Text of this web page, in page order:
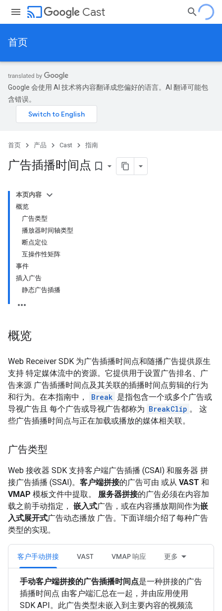
cast Cast
首页
Google 会使用 AI 技术将内容翻译成您偏好的语言。AI 翻译可能包
含错误。
首页 产品 Cast 指南
广告插播时间点 bookmark_border
本页内容
概览
广告类型
播放器时间轴类型
断点定位
互操作性矩阵
事件
插入广告
静态广告插播
概览
Web Receiver SDK 为广告插播时间点和随播广告提供原生
支持 特定媒体流中的资源。它提供用于设置广告排名、广
告来源 广告插播时间点及其关联的插播时间点剪辑的行为
和行为。在本指南中，
Break 是指包含一个或多个广告或
导视广告且 每个广告或导视广告都称为 BreakClip 。 这
些广告插播时间点与正在加载或播放的媒体相关联。
广告类型
Web 接收器 SDK 支持客户端广告插播 (CSAI) 和服务器 拼
接广告插播 (SSAI)。 客户端拼接的广告可由 或从 VAST 和
VMAP 模板文件中提取。 服务器拼接的广告必须在内容加
载之前手动指定， 嵌入式广告，或在内容播放期间作为嵌
入式展开式广告动态播放 广告。下面详细介绍了每种广告
类型的实现。
客户手动拼接 VAST VMAP 响应 更多
手动客户端拼接的广告插播时间点是一种拼接的广告
插播时间点 由客户端汇总在一起，并由应用使用
SDK API。此广告类型未嵌入到主要内容的视频流